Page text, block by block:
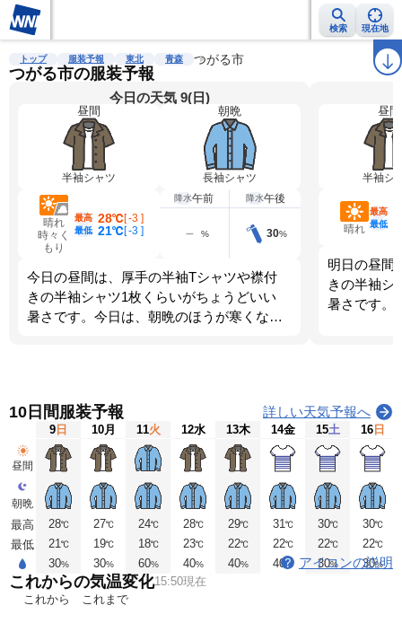
検索 現在地
雨雲レーダー 台風情報 地震情報 警報・注意報 ラ
トップ 服装予報 東北 青森 つがる市
つがる市の服装予報
今日の天気 9(日)
昼間
半袖シャツ
朝晩
長袖シャツ
晴れ
時々く
もり
最高 28℃[-3 ]
最低 21℃[-3 ]
降水午前
%
降水午後
30%
今日の昼間は、厚手の半袖Tシャツや襟付
きの半袖シャツ1枚くらいがちょうどいい
暑さです。今日は、朝晩のほうが寒くなり
昼間
半袖シ
晴れ
最高
最低
明日の昼間
きの半袖シ
暑さです。
10日間服装予報 詳しい天気予報へ
昼間
朝晩
最高
最低
9 日
28℃
21℃
30%
10月
27℃
19℃
30%
11火
24℃
18℃
60%
12水
28℃
23℃
40%
13木
29℃
22℃
40%
14金
31℃
22℃
40 %
15土
30℃
22℃
30%
16日
30℃
22℃
30%
アイコンの説明
これからの気温変化15:50現在
これから
これまで